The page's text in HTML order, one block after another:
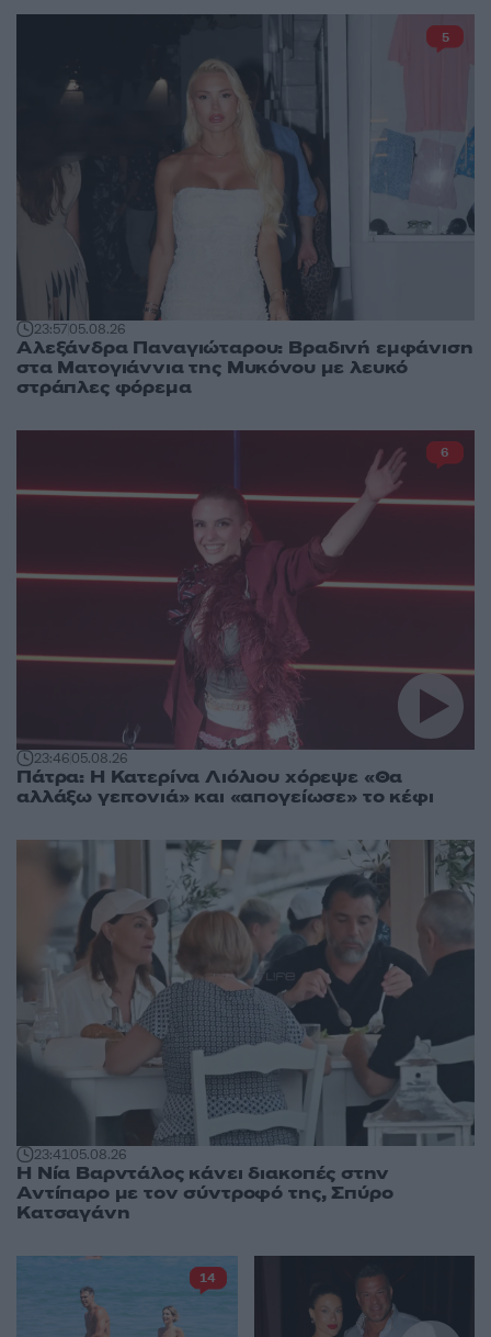
23:5705.08.26
Αλεξάνδρα Παναγιώταρου: Βραδινή εμφάνιση
στα Ματογιάννια της Μυκόνου με λευκό
στράπλες φόρεμα
5
23:4605.08.26
Πάτρα: Η Κατερίνα Λιόλιου χόρεψε «Θα
αλλάξω γειτονιά» και «απογείωσε» το κέφι
6
23:4105.08.26
Η Νία Βαρντάλος κάνει διακοπές στην
Αντίπαρο με τον σύντροφό της, Σπύρο
Κατσαγάνη
14